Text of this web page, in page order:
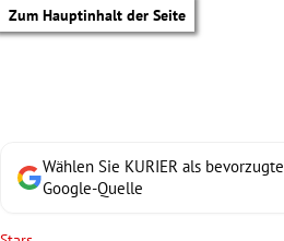
Zum Hauptinhalt der Seite
Wählen Sie KURIER als bevorzugte
Google-Quelle